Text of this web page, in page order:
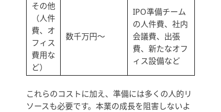
その他
（人件
費、オ
フィス
費用な
ど）
数千万円～
IPO準備チーム
の人件費、社内
会議費、出張
費、新たなオフ
ィス設備など
これらのコストに加え、準備には多くの人的リ
ソースも必要です。本業の成長を阻害しないよ